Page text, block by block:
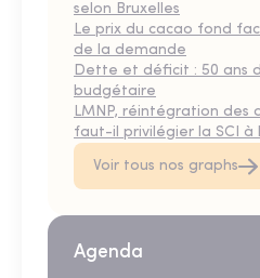
selon Bruxelles
Le prix du cacao fond
de la demande
Dette et déficit : 50 ans
budgétaire
LMNP, réintégration des
faut-il privilégier la SCI à
Voir tous nos graphs
Agenda